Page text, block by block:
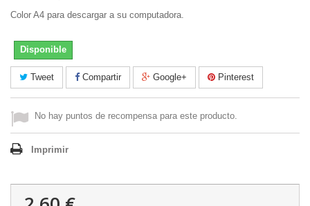
Color A4 para descargar a su computadora.
Disponible
Tweet Compartir Google+ Pinterest
No hay puntos de recompensa para este producto.
Imprimir